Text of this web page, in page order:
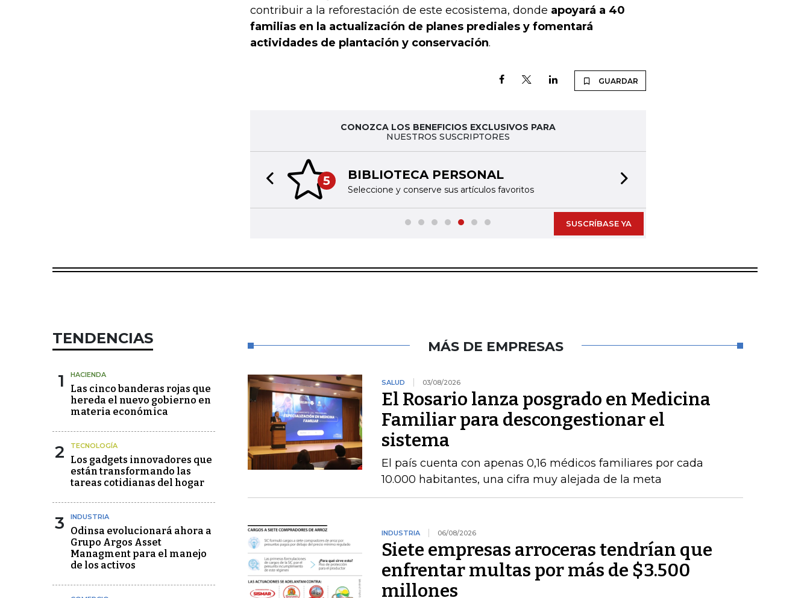
contribuir a la reforestación de este ecosistema, donde apoyará a 40
familias en la actualización de planes prediales y fomentará
actividades de plantación y conservación.
GUARDAR
CONOZCA LOS BENEFICIOS EXCLUSIVOS PARA
NUESTROS SUSCRIPTORES
5 BIBLIOTECA PERSONAL
Seleccione y conserve sus artículos favoritos
Previous slide
SUSCRÍBASE YA
TENDENCIAS
1 HACIENDA
Las cinco banderas rojas que
hereda el nuevo gobierno en
materia económica
2 TECNOLOGÍA
Los gadgets innovadores que
están transformando las
tareas cotidianas del hogar
3 INDUSTRIA
Odinsa evolucionará ahora a
Grupo Argos Asset
Managment para el manejo
de los activos
MÁS DE EMPRESAS
SALUD 03/08/2026
El Rosario lanza posgrado en Medicina
Familiar para descongestionar el
sistema
El país cuenta con apenas 0,16 médicos familiares por cada
10.000 habitantes, una cifra muy alejada de la meta
INDUSTRIA 06/08/2026
Siete empresas arroceras tendrían que
enfrentar multas por más de $3.500
millones